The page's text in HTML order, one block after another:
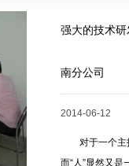
强大的技术
南分公司
2014-06-12
对于一个主打
而“人”显然又